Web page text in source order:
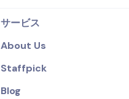
サービス
About Us
Staffpick
Blog